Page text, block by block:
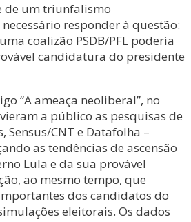
de um triunfalismo
responder à questão:
coalizão PSDB/PFL poderia
candidatura do presidente
“A ameaça neoliberal”, no
a público as pesquisas de
Sensus/CNT e Datafolha –
as tendências de ascensão
Lula e da sua provável
ao mesmo tempo, que
dos candidatos do
eleitorais. Os dados